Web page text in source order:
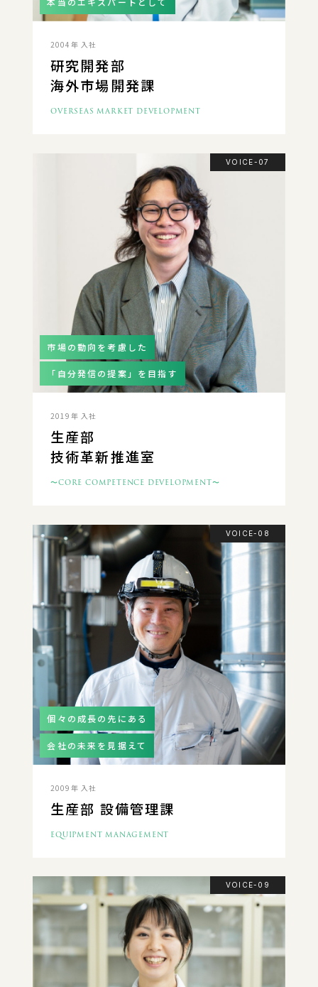
2004年 入社
研究開発部
海外市場開発課
OVERSEAS MARKET DEVELOPMENT
VOICE-07
市場の動向を考慮した
「自分発信の提案」を目指す
2019年 入社
生産部
技術革新推進室
〜CORE COMPETENCE DEVELOPMENT〜
VOICE-08
個々の成長の先にある
会社の未来を見据えて
2009年 入社
生産部 設備管理課
EQUIPMENT MANAGEMENT
VOICE-09